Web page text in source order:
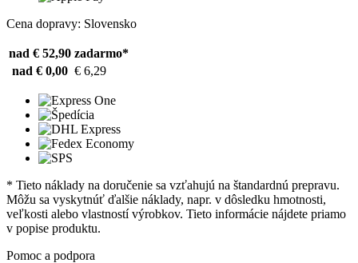
Cena dopravy: Slovensko
nad € 52,90 zadarmo*
nad € 0,00 € 6,29
* Tieto náklady na doručenie sa vzťahujú na štandardnú prepravu.
Môžu sa vyskytnúť ďalšie náklady, napr. v dôsledku hmotnosti,
veľkosti alebo vlastností výrobkov. Tieto informácie nájdete priamo
v popise produktu.
Pomoc a podpora